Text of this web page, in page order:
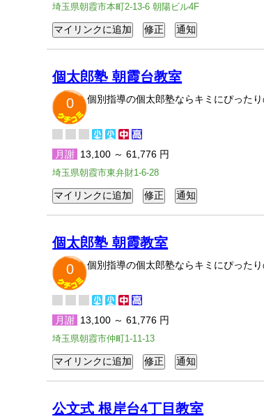
埼玉県朝霞市本町2-13-6 朝陽ビル4F
個太郎塾 朝霞台教室
0
個別指導の個太郎塾ならキミにぴった
月謝 13,100 ～ 61,776 円
埼玉県朝霞市東弁財1-6-28
個太郎塾 朝霞教室
0
個別指導の個太郎塾ならキミにぴった
月謝 13,100 ～ 61,776 円
埼玉県朝霞市仲町1-11-13
公文式 根岸台4丁目教室